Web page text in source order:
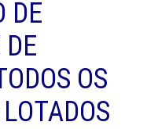
DE
OS